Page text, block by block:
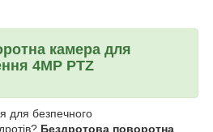
камера для
4MP PTZ
для безпечного
Бездротова поворотна